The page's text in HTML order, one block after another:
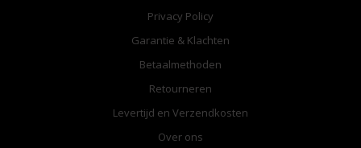
Privacy Policy
Garantie & Klachten
Betaalmethoden
Retourneren
Levertijd en Verzendkosten
Over ons